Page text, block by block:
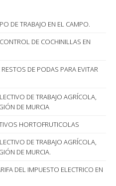
DE TRABAJO EN EL CAMPO.
DE COCHINILLAS EN
DE PODAS PARA EVITAR
DE TRABAJO AGRÍCOLA,
DE MURCIA
HORTOFRUTICOLAS
DE TRABAJO AGRÍCOLA,
DE MURCIA.
DEL IMPUESTO ELECTRICO EN